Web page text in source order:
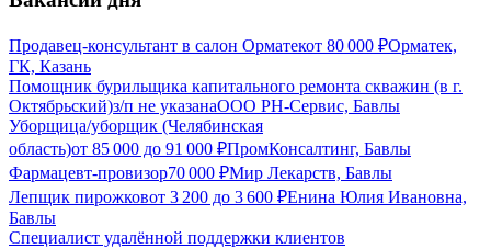
Продавец-консультант в салон Орматекот 80 000 ₽Орматек,
ГК, Казань
Помощник бурильщика капитального ремонта скважин (в г.
Октябрьский)з/п не указанаООО РН-Сервис, Бавлы
Уборщица/уборщик (Челябинская
область)от 85 000 до 91 000 ₽ПромКонсалтинг, Бавлы
Фармацевт-провизор70 000 ₽Мир Лекарств, Бавлы
Лепщик пирожковот 3 200 до 3 600 ₽Енина Юлия Ивановна,
Бавлы
Специалист удалённой поддержки клиентов